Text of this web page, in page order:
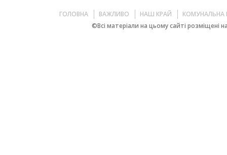
ГОЛОВНА ВАЖЛИВО НАШ КРАЙ
КОМУНАЛЬНА
©Всі матеріали на цьому сайті розміщені